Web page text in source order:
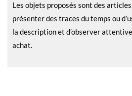
Les objets proposés sont des articles
présenter des traces du temps ou
la description et d’observer
achat.